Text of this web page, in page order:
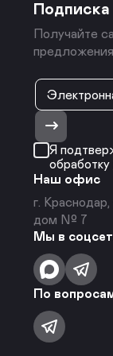
Получайте
Я
обработку
Наш офис
г.
дом № 7
Мы в
По